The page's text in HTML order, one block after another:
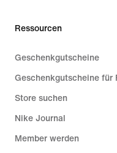
Ressourcen
Geschenkgutscheine
Geschenkgutscheine für
Store suchen
Nike Journal
Member werden